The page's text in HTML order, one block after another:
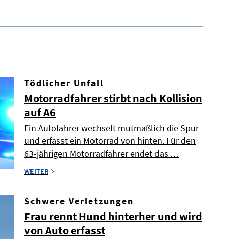
Tödlicher Unfall
Motorradfahrer stirbt nach Kollision
auf A6
Ein Autofahrer wechselt mutmaßlich die Spur
und erfasst ein Motorrad von hinten. Für den
63-jährigen Motorradfahrer endet das …
WEITER
Schwere Verletzungen
Frau rennt Hund hinterher und wird
von Auto erfasst